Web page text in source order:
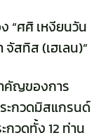
“ศศิ เหงียนวัน
สทิส (เฮเลน)”
คัญของการ
ะกวดมิสแกรนด์
กวดทั้ง 12 ท่าน